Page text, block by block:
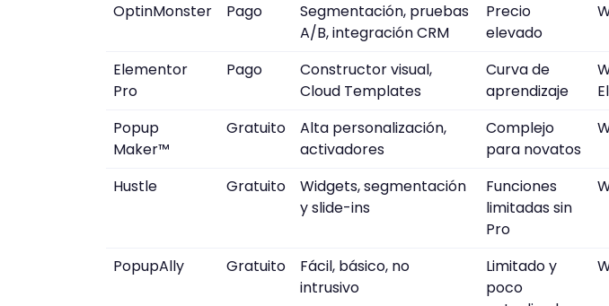
OptinMonster
Pago
Segmentación, pruebas
A/B, integración CRM
Precio
elevado
Elementor
Pro
Pago
Constructor visual,
Cloud Templates
Curva de
aprendizaje
Popup
Maker™
Gratuito
Alta personalización,
activadores
Complejo
para novatos
Hustle Gratuito
Widgets, segmentación
y slide-ins
Funciones
limitadas sin
Pro
PopupAlly Gratuito
Fácil, básico, no
intrusivo
Limitado y
poco